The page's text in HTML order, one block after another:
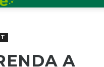
A